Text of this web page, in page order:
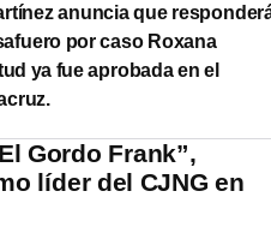
anuncia que
por caso Roxana
ya fue aprobada en el
Gordo Frank”,
líder del CJNG en